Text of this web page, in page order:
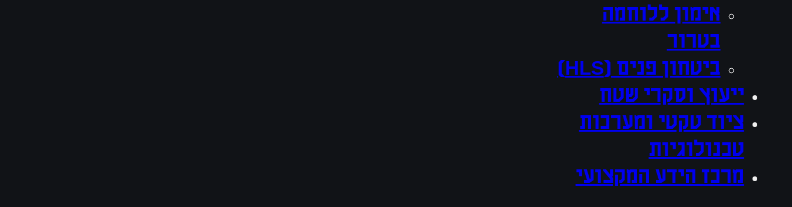
אימון ללוחמה
בטרור
ביטחון פנים (HLS)
ייעוץ וסקרי שטח
ציוד טקטי ומערכות
טכנולוגיות
מרכז הידע המקצועי